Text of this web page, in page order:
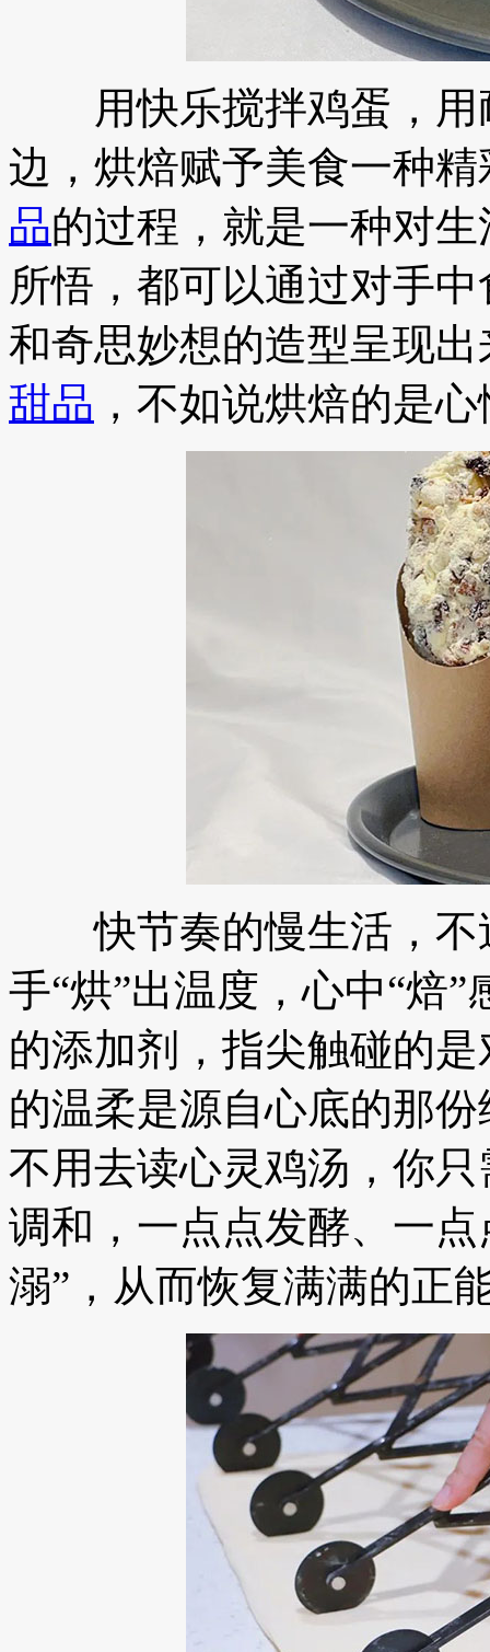
用快乐搅拌鸡蛋，用
边，烘焙赋予美食一种
品的过程，就是一种对
所悟，都可以通过对手
和奇思妙想的造型呈现
甜品 ，不如说烘焙的是
快节奏的慢生活，不
手“烘”出温度，心中“焙
的添加剂，指尖触碰的
的温柔是源自心底的那
不用去读心灵鸡汤，你
调和，一点点发酵、一
溺”，从而恢复满满的正